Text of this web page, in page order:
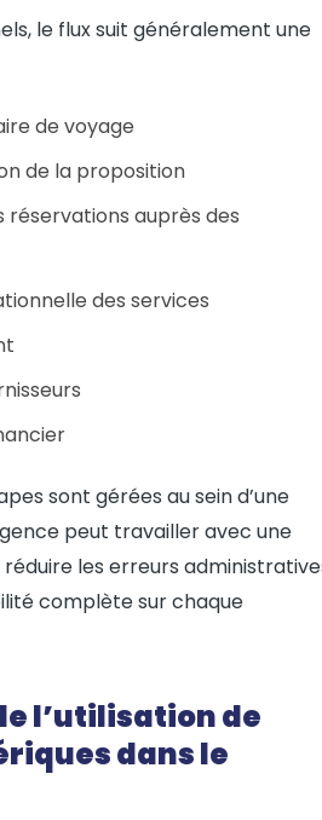
le flux suit généralement une
de voyage
de la proposition
auprès des
des services
sont gérées au sein d’une
peut travailler avec une
les erreurs
complète sur chaque
l’utilisation de
dans le